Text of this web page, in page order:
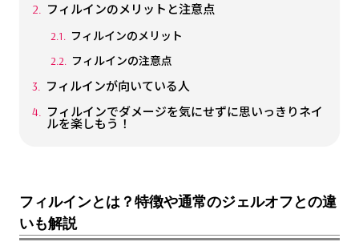
フィルインのメリットと注意点
フィルインのメリット
フィルインの注意点
フィルインが向いている人
フィルインでダメージを気にせずに思いっきりネイ
ルを楽しもう！
フィルインとは？特徴や通常のジェルオフとの違
いも解説